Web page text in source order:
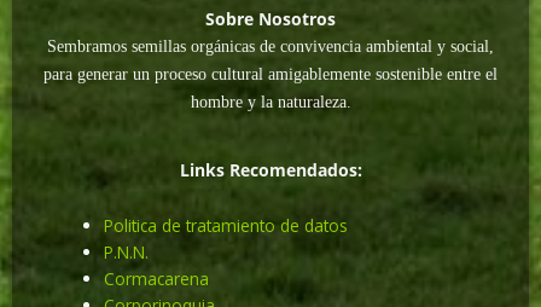
Sobre Nosotros
Sembramos semillas orgánicas de convivencia ambiental y social,
para generar un proceso cultural amigablemente sostenible entre el
hombre y la naturaleza.
Links Recomendados:
Politica de tratamiento de datos
P.N.N.
Cormacarena